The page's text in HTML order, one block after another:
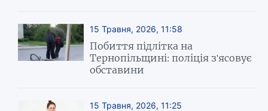
15 Травня, 2026, 11:58
Побиття підлітка на
Тернопільщині: поліція з'ясовує
обставини
15 Травня, 2026, 11:25